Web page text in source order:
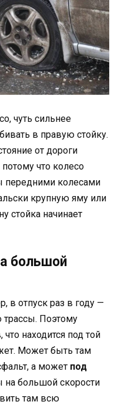
чуть сильнее
в правую стойку.
от дороги
что колесо
передними колесами
крупную яму или
стойка начинает
большой
в отпуск раз в году —
трассы. Поэтому
находится под той
Может быть там
а может под
на большой скорости
там всю